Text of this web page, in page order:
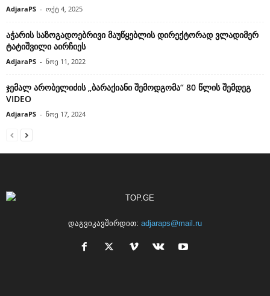
AdjaraPS - ოქტ 4, 2025
აჭარის საზოგადოებრივი მაუწყებლის დირექტორად ვლადიმერ
ტატიშვილი აირჩიეს
AdjaraPS - ნოე 11, 2022
ჯემალ არობელიძის „ბარაქიანი შემოდგომა“ 80 წლის შემდეგ
VIDEO
AdjaraPS - ნოე 17, 2024
დაგვიკავშირდით: adjaraps@mail.ru